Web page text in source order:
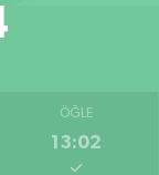
ÖĞLE
13:02